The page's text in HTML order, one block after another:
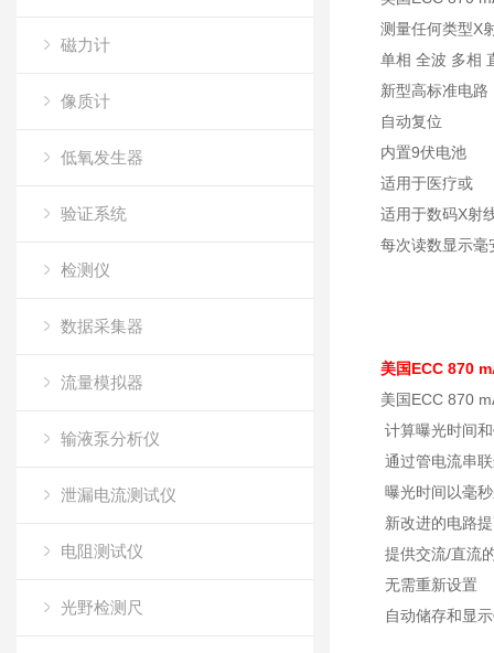
磁力计
像质计
低氧发生器
验证系统
检测仪
数据采集器
流量模拟器
输液泵分析仪
泄漏电流测试仪
电阻测试仪
光野检测尺
测量任何类型X
单相 全波 多相
新型高标准电路
自动复位
内置9伏电池
适用于医疗或
适用于数码X射
每次读数显示毫
美国ECC 870
美国ECC 870
计算曝光时间
通过管电流串
曝光时间以毫
新改进的电路
提供交流/直流
无需重新设置
自动储存和显